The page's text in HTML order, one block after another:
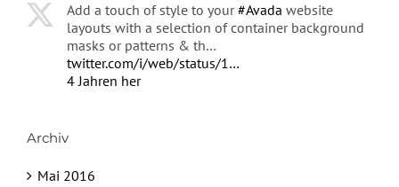
Add a touch of style to your#Avada website
layouts with a selection of container background
masks or patterns & th…
twitter.com/i/web/status/1…
4 Jahren her
Archiv
Mai 2016